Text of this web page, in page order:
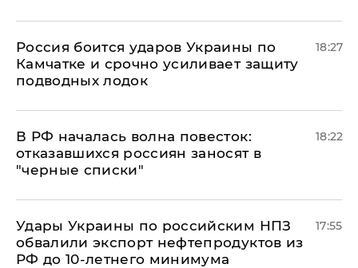
Россия боится ударов Украины по
Камчатке и срочно усиливает защиту
подводных лодок
18:27
​В РФ началась волна повесток:
отказавшихся россиян заносят в
"черные списки"
18:22
Удары Украины по российским НПЗ
обвалили экспорт нефтепродуктов из
РФ до 10-летнего минимума
17:55